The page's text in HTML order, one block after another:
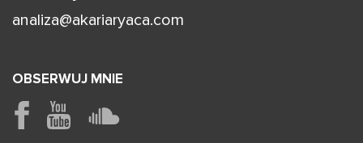
analiza@akariaryaca.com
OBSERWUJ MNIE